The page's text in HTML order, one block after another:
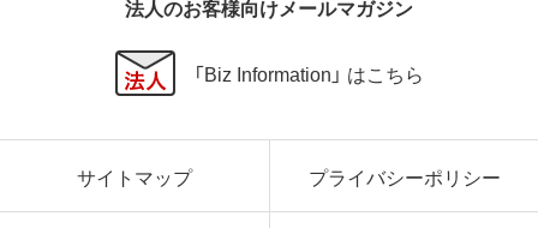
法人のお客様向けメールマガジン
「Biz Information」 はこちら
サイトマップ プライバシーポリシー